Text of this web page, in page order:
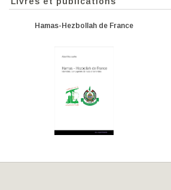
Hamas-Hezbollah de France